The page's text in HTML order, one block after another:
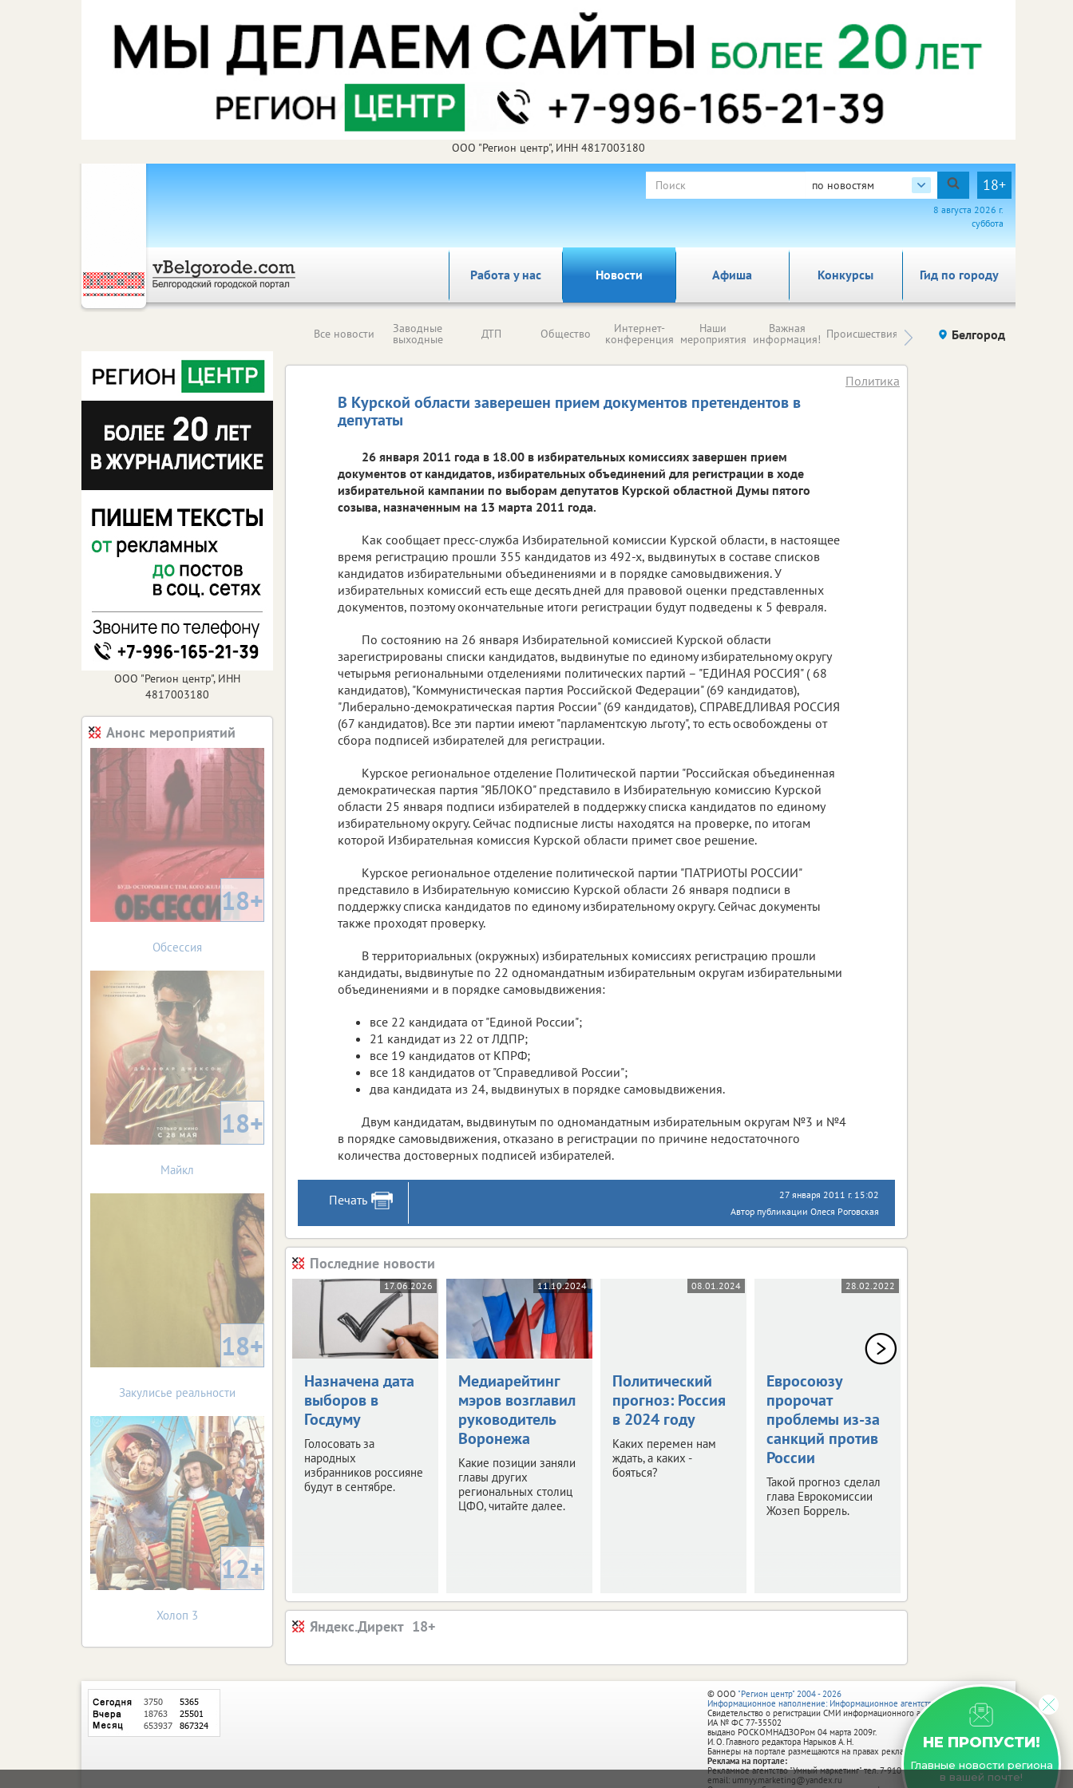
ООО "Регион центр", ИНН 4817003180
по новостям 18+
8 августа 2026 г.
суббота
Работа у нас Новости Афиша Гид по городу
Конкурсы
Все новости Заводные
выходные ДТП Общество Интернет-
конференция
Наши
мероприятия
Важная
информация! Происшествия Здоровье компаний (на
правах
Белгород
В Курской области заверешен прием документов претендентов в
депутаты
Политика
26 января 2011 года в 18.00 в избирательных комиссиях завершен прием
документов от кандидатов, избирательных объединений для регистрации в ходе
избирательной кампании по выборам депутатов Курской областной Думы пятого
созыва, назначенным на 13 марта 2011 года.
Как сообщает пресс-служба Избирательной комиссии Курской области, в настоящее
время регистрацию прошли 355 кандидатов из 492-х, выдвинутых в составе списков
кандидатов избирательными объединениями и в порядке самовыдвижения. У
избирательных комиссий есть еще десять дней для правовой оценки представленных
документов, поэтому окончательные итоги регистрации будут подведены к 5 февраля.
По состоянию на 26 января Избирательной комиссией Курской области
зарегистрированы списки кандидатов, выдвинутые по единому избирательному округу
четырьмя региональными отделениями политических партий – "ЕДИНАЯ РОССИЯ" ( 68
кандидатов), "Коммунистическая партия Российской Федерации" (69 кандидатов),
"Либерально-демократическая партия России" (69 кандидатов), СПРАВЕДЛИВАЯ РОССИЯ
(67 кандидатов). Все эти партии имеют "парламентскую льготу", то есть освобождены от
сбора подписей избирателей для регистрации.
Курское региональное отделение Политической партии "Российская объединенная
демократическая партия "ЯБЛОКО" представило в Избирательную комиссию Курской
области 25 января подписи избирателей в поддержку списка кандидатов по единому
избирательному округу. Сейчас подписные листы находятся на проверке, по итогам
которой Избирательная комиссия Курской области примет свое решение.
Курское региональное отделение политической партии "ПАТРИОТЫ РОССИИ"
представило в Избирательную комиссию Курской области 26 января подписи в
поддержку списка кандидатов по единому избирательному округу. Сейчас документы
также проходят проверку.
В территориальных (окружных) избирательных комиссиях регистрацию прошли
кандидаты, выдвинутые по 22 одномандатным избирательным округам избирательными
объединениями и в порядке самовыдвижения:
все 22 кандидата от "Единой России";
21 кандидат из 22 от ЛДПР;
все 19 кандидатов от КПРФ;
все 18 кандидатов от "Справедливой России";
два кандидата из 24, выдвинутых в порядке самовыдвижения.
Двум кандидатам, выдвинутым по одномандатным избирательным округам №3 и №4
в порядке самовыдвижения, отказано в регистрации по причине недостаточного
количества достоверных подписей избирателей.
Печать
27 января 2011 г. 15:02
Автор публикации Олеся Роговская
Последние новости
17.06.2026
Назначена дата
выборов в
Госдуму
Голосовать за
народных
избранников россияне
будут в сентябре.
11.10.2024
Медиарейтинг
мэров возглавил
руководитель
Воронежа
Какие позиции заняли
главы других
региональных столиц
ЦФО, читайте далее.
08.01.2024
Политический
прогноз: Россия
в 2024 году
Каких перемен нам
ждать, а каких -
бояться?
28.02.2022
Евросоюзу
пророчат
проблемы из-за
санкций против
России
Такой прогноз сделал
глава Еврокомиссии
Жозеп Боррель.
Яндекс.Директ
ООО "Регион центр", ИНН
4817003180
Анонс мероприятий
18+
Обсессия
18+
Майкл
18+
Закулисье реальности
12+
Холоп 3
НЕ ПРОПУСТИ!
Главные новости региона
в вашей почте!
© ООО "Регион центр" 2004 - 2026
Информационное наполнение: Информационное агентство vRossii.ru
Свидетельство о регистрации СМИ информационного агентства vRossii.ru
ИА № ФС 77‑35502
выдано РОСКОМНАДЗОРом 04 марта 2009г.
И. О. Главного редактора Нарыков А. Н.
Баннеры на портале размещаются на правах рекламы.
Реклама на портале:
Рекламное агентство "Умный маркетинг" тел. 7-910-267-70-40,
email: umnyy.marketing@yandex.ru